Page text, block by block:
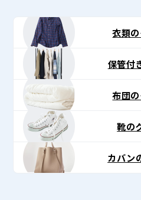
ト〉
衣類
保管付
布団
靴の
カバン